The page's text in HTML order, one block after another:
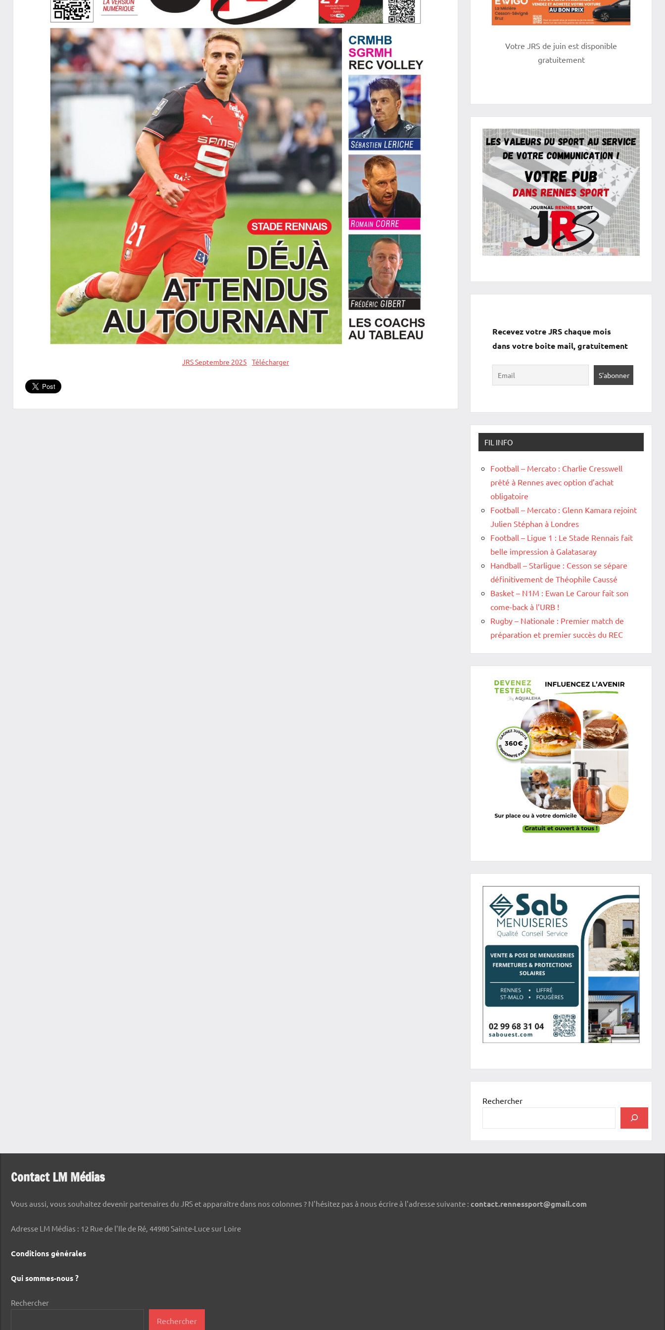
JRS Septembre 2025 Télécharger
Votre JRS de juin est disponible
gratuitement
Recevez votre JRS chaque mois
dans votre boite mail, gratuitement
FIL INFO
Football – Mercato : Charlie Cresswell
prêté à Rennes avec option d’achat
obligatoire
Football – Mercato : Glenn Kamara rejoint
Julien Stéphan à Londres
Football – Ligue 1 : Le Stade Rennais fait
belle impression à Galatasaray
Handball – Starligue : Cesson se sépare
définitivement de Théophile Caussé
Basket – N1M : Ewan Le Carour fait son
come-back à l’URB !
Rugby – Nationale : Premier match de
préparation et premier succès du REC
Rechercher
Contact LM Médias
Vous aussi, vous souhaitez devenir partenaires du JRS et apparaître dans nos colonnes ? N'hésitez pas à nous écrire à l'adresse suivante : contact.rennessport@gmail.com
Adresse LM Médias : 12 Rue de l'Ile de Ré, 44980 Sainte-Luce sur Loire
Conditions générales
Qui sommes-nous ?
Rechercher
Rechercher